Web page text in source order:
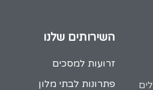
השירותים שלנו
זרועות למסכים
פתרונות לבתי מלון